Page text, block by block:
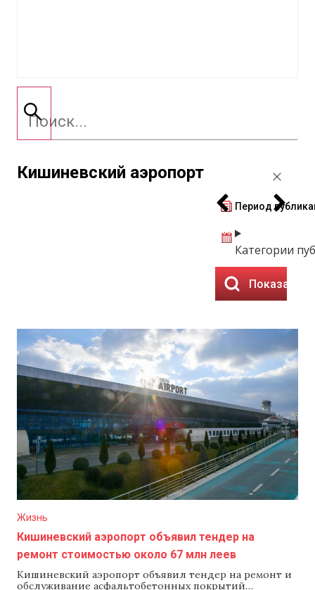
Кишиневский аэропорт
Период
Категории
Показать
Жизнь
Кишиневский аэропорт объявил тендер на
ремонт стоимостью около 67 млн леев
Кишиневский аэропорт объявил тендер на ремонт и
обслуживание асфальтобетонных покрытий